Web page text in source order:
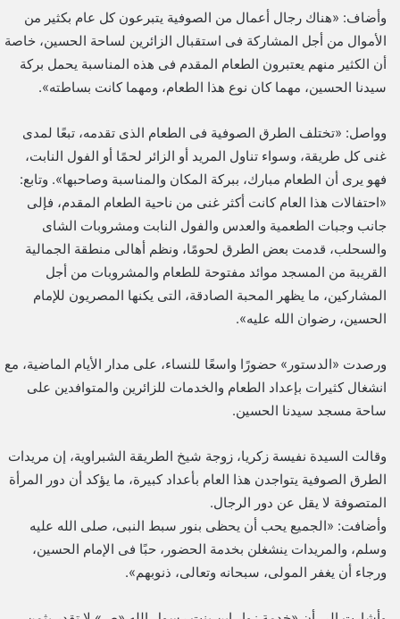
وأضاف: «هناك رجال أعمال من الصوفية يتبرعون كل عام بكثير من
الأموال من أجل المشاركة فى استقبال الزائرين لساحة الحسين، خاصة
أن الكثير منهم يعتبرون الطعام المقدم فى هذه المناسبة يحمل بركة
سيدنا الحسين، مهما كان نوع هذا الطعام، ومهما كانت بساطته».
وواصل: «تختلف الطرق الصوفية فى الطعام الذى تقدمه، تبعًا لمدى
غنى كل طريقة، وسواء تناول المريد أو الزائر لحمًا أو الفول النابت،
فهو يرى أن الطعام مبارك، ببركة المكان والمناسبة وصاحبها». وتابع:
«احتفالات هذا العام كانت أكثر غنى من ناحية الطعام المقدم، فإلى
جانب وجبات الطعمية والعدس والفول النابت ومشروبات الشاى
والسحلب، قدمت بعض الطرق لحومًا، ونظم أهالى منطقة الجمالية
القريبة من المسجد موائد مفتوحة للطعام والمشروبات من أجل
المشاركين، ما يظهر المحبة الصادقة، التى يكنها المصريون للإمام
الحسين، رضوان الله عليه».
ورصدت «الدستور» حضورًا واسعًا للنساء، على مدار الأيام الماضية، مع
انشغال كثيرات بإعداد الطعام والخدمات للزائرين والمتوافدين على
ساحة مسجد سيدنا الحسين.
وقالت السيدة نفيسة زكريا، زوجة شيخ الطريقة الشبراوية، إن مريدات
الطرق الصوفية يتواجدن هذا العام بأعداد كبيرة، ما يؤكد أن دور المرأة
المتصوفة لا يقل عن دور الرجال.
وأضافت: «الجميع يحب أن يحظى بنور سبط النبى، صلى الله عليه
وسلم، والمريدات ينشغلن بخدمة الحضور، حبًا فى الإمام الحسين،
ورجاء أن يغفر المولى، سبحانه وتعالى، ذنوبهم».